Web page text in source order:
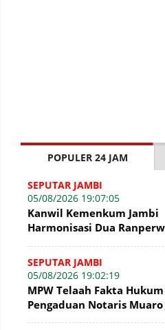
POPULER 24 JAM
SEPUTAR JAMBI
05/08/2026 19:07:05
Kanwil Kemenkum Jambi
Harmonisasi Dua
SEPUTAR JAMBI
05/08/2026 19:02:19
MPW Telaah Fakta Hukum
Pengaduan Notaris Muaro